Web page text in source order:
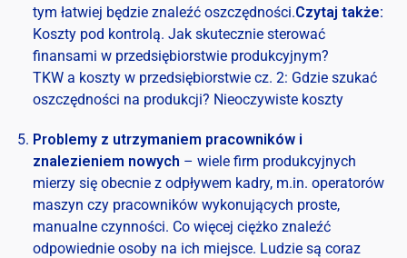
tym łatwiej będzie znaleźć oszczędności.Czytaj także:
Koszty pod kontrolą. Jak skutecznie sterować
finansami w przedsiębiorstwie produkcyjnym?
TKW a koszty w przedsiębiorstwie cz. 2: Gdzie szukać
oszczędności na produkcji? Nieoczywiste koszty
Problemy z utrzymaniem pracowników i
znalezieniem nowych – wiele firm produkcyjnych
mierzy się obecnie z odpływem kadry, m.in. operatorów
maszyn czy pracowników wykonujących proste,
manualne czynności. Co więcej ciężko znaleźć
odpowiednie osoby na ich miejsce. Ludzie są coraz